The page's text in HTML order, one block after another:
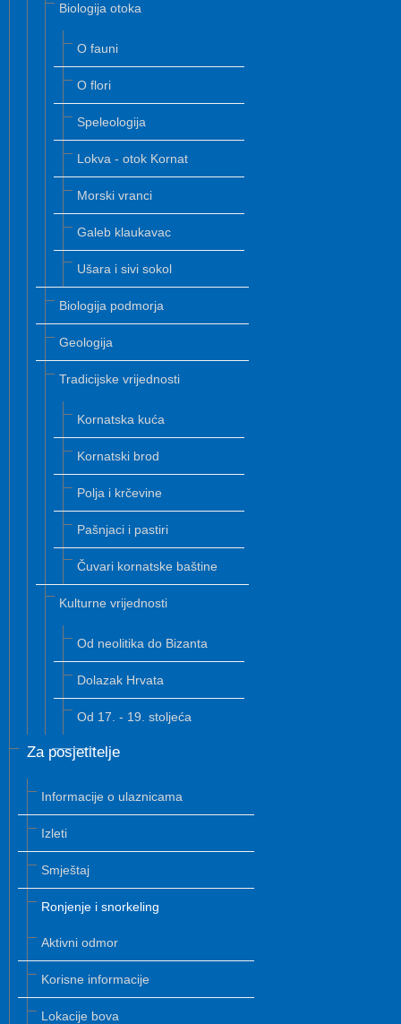
Biologija otoka
O fauni
O flori
Speleologija
Lokva - otok Kornat
Morski vranci
Galeb klaukavac
Ušara i sivi sokol
Biologija podmorja
Geologija
Tradicijske vrijednosti
Kornatska kuća
Kornatski brod
Polja i krčevine
Pašnjaci i pastiri
Čuvari kornatske baštine
Kulturne vrijednosti
Od neolitika do Bizanta
Dolazak Hrvata
Od 17. - 19. stoljeća
Za posjetitelje
Informacije o ulaznicama
Izleti
Smještaj
Ronjenje i snorkeling
Aktivni odmor
Korisne informacije
Lokacije bova